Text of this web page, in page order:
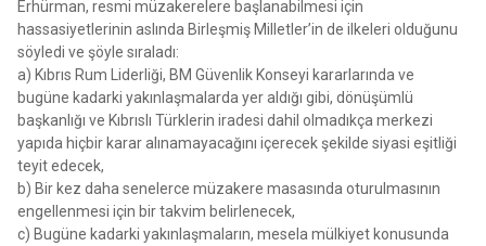
Erhürman, resmi müzakerelere başlanabilmesi için
hassasiyetlerinin aslında Birleşmiş Milletler’in de ilkeleri olduğunu
söyledi ve şöyle sıraladı:
a) Kıbrıs Rum Liderliği, BM Güvenlik Konseyi kararlarında ve
bugüne kadarki yakınlaşmalarda yer aldığı gibi, dönüşümlü
başkanlığı ve Kıbrıslı Türklerin iradesi dahil olmadıkça merkezi
yapıda hiçbir karar alınamayacağını içerecek şekilde siyasi eşitliği
teyit edecek,
b) Bir kez daha senelerce müzakere masasında oturulmasının
engellenmesi için bir takvim belirlenecek,
c) Bugüne kadarki yakınlaşmaların, mesela mülkiyet konusunda